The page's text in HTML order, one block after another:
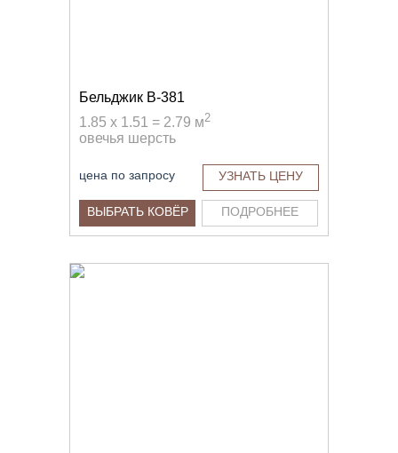
Бельджик B-381
1.85 x 1.51 = 2.79 м2
овечья шерсть
цена по запросу УЗНАТЬ ЦЕНУ
ВЫБРАТЬ КОВЁР ПОДРОБНЕЕ